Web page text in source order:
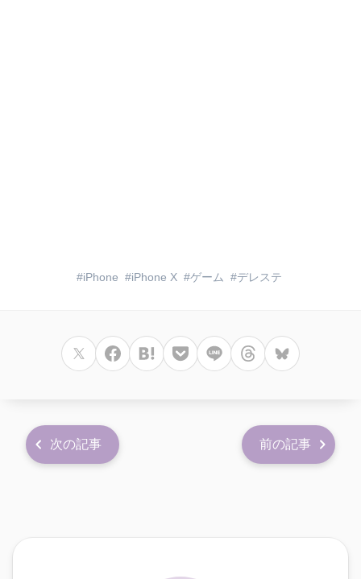
iPhone iPhone X ゲーム デレステ
次の記事 前の記事